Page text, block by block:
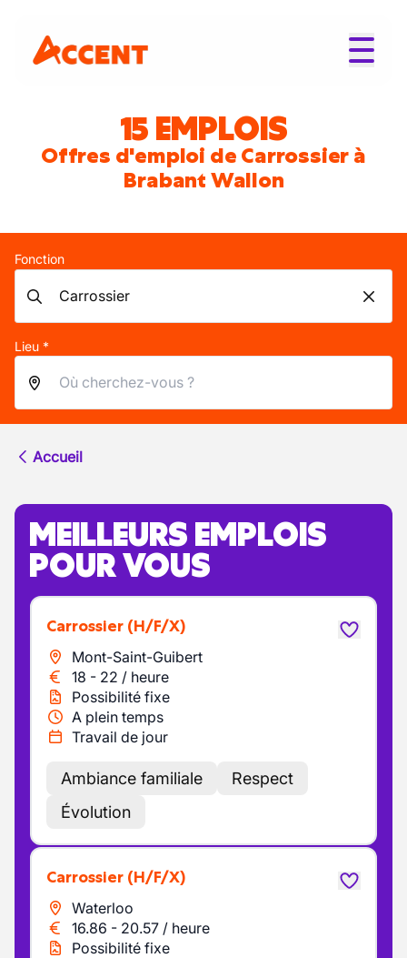
15 EMPLOIS
Offres d'emploi de Carrossier à
Brabant Wallon
Fonction
Lieu *
Accueil
MEILLEURS EMPLOIS
POUR VOUS
Carrossier (H/F/X)
Mont-Saint-Guibert
18 - 22 / heure
Possibilité fixe
A plein temps
Travail de jour
Ambiance familiale
Respect
Évolution
Carrossier (H/F/X)
Waterloo
16.86 - 20.57 / heure
Possibilité fixe